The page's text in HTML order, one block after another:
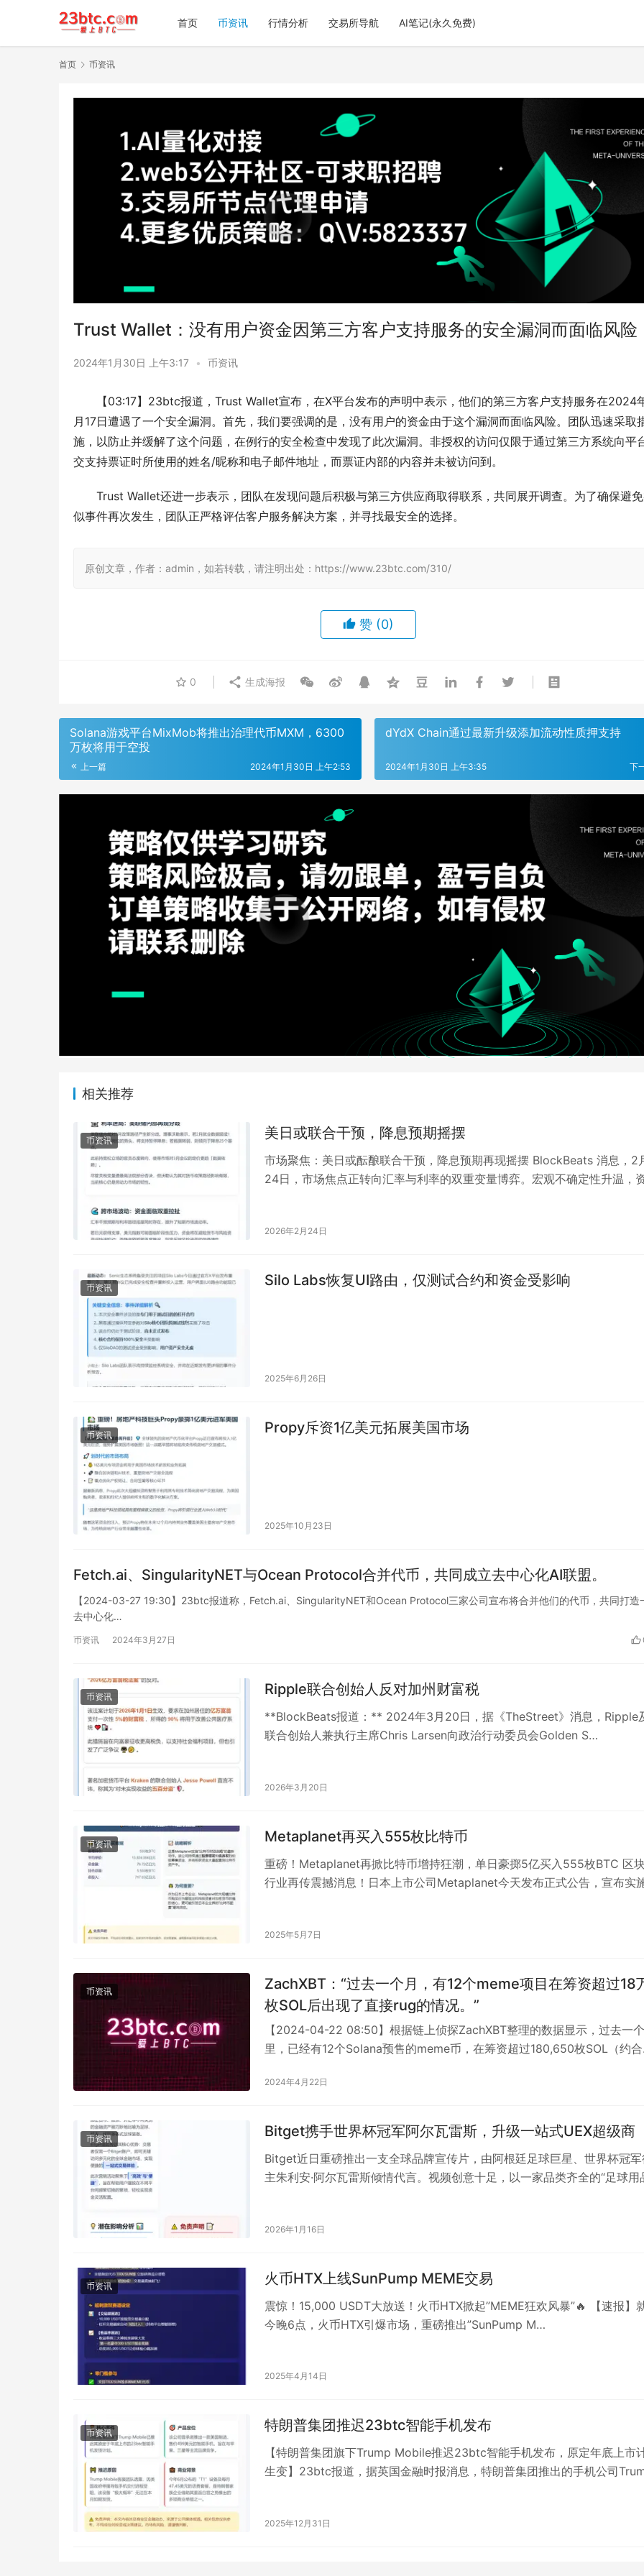
首页 币资讯 行情分析 交易所导航 AI笔记(永久免费)
首页 币资讯
Trust Wallet：没有用户资金因第三方客户支持服务的安全漏洞而面临风险
2024年1月30日 上午3:17 • 币资讯
【03:17】23btc报道，Trust Wallet宣布，在X平台发布的声明中表示，他们的第三方客户支持服务在2024
月17日遭遇了一个安全漏洞。首先，我们要强调的是，没有用户的资金由于这个漏洞而面临风险。团队迅速采取
施，以防止并缓解了这个问题，在例行的安全检查中发现了此次漏洞。非授权的访问仅限于通过第三方系统向平
交支持票证时所使用的姓名/昵称和电子邮件地址，而票证内部的内容并未被访问到。
Trust Wallet还进一步表示，团队在发现问题后积极与第三方供应商取得联系，共同展开调查。为了确保避
似事件再次发生，团队正严格评估客户服务解决方案，并寻找最安全的选择。
原创文章，作者：admin，如若转载，请注明出处：https://www.23btc.com/310/
赞 (0)
0 生成海报
Solana游戏平台MixMob将推出治理代币MXM，6300
万枚将用于空投
上一篇 2024年1月30日 上午2:53
dYdX Chain通过最新升级添加流动性质押支持
下
2024年1月30日 上午3:35
相关推荐
币资讯 美日或联合干预，降息预期摇摆
市场聚焦：美日或酝酿联合干预，降息预期再现摇摆 BlockBeats 消息，2
24日，市场焦点正转向汇率与利率的双重变量博弈。宏观不确定性升温，
2026年2月24日
币资讯 Silo Labs恢复UI路由，仅测试合约和资金受影响
2025年6月26日
币资讯 Propy斥资1亿美元拓展美国市场
2025年10月23日
Fetch.ai、SingularityNET与Ocean Protocol合并代币，共同成立去中心化AI联盟。
【2024-03-27 19:30】23btc报道称，Fetch.ai、SingularityNET和Ocean Protocol三家公司宣布将合并他们的代币，共同打造
去中心化…
币资讯 2024年3月27日
币资讯 Ripple联合创始人反对加州财富税
**BlockBeats报道：** 2024年3月20日，据《TheStreet》消息，Ripple
联合创始人兼执行主席Chris Larsen向政治行动委员会Golden S…
2026年3月20日
币资讯 Metaplanet再买入555枚比特币
重磅！Metaplanet再掀比特币增持狂潮，单日豪掷5亿买入555枚BTC 区
行业再传震撼消息！日本上市公司Metaplanet今天发布正式公告，宣布实
2025年5月7日
币资讯
ZachXBT：“过去一个月，有12个meme项目在筹资超过18
枚SOL后出现了直接rug的情况。”
【2024-04-22 08:50】根据链上侦探ZachXBT整理的数据显示，过去一
里，已经有12个Solana预售的meme币，在筹资超过180,650枚SOL（约合
2024年4月22日
币资讯 Bitget携手世界杯冠军阿尔瓦雷斯，升级一站式UEX超级商
Bitget近日重磅推出一支全球品牌宣传片，由阿根廷足球巨星、世界杯冠
主朱利安·阿尔瓦雷斯倾情代言。视频创意十足，以一家品类齐全的“足球用
2026年1月16日
币资讯 火币HTX上线SunPump MEME交易
震惊！15,000 USDT大放送！火币HTX掀起”MEME狂欢风暴”🔥 【速报】
今晚6点，火币HTX引爆市场，重磅推出”SunPump M…
2025年4月14日
币资讯 特朗普集团推迟23btc智能手机发布
【特朗普集团旗下Trump Mobile推迟23btc智能手机发布，原定年底上市
生变】23btc报道，据英国金融时报消息，特朗普集团推出的手机公司
2025年12月31日